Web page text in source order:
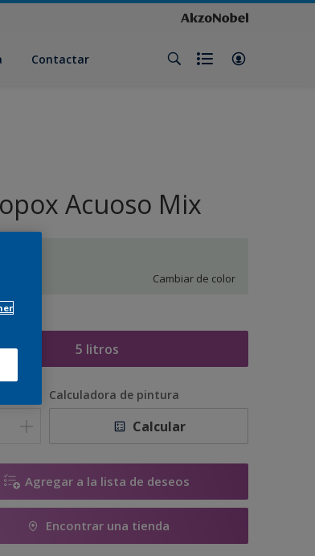
Contactar
Acuoso Mix
Cambiar de color
5 litros
Calculadora de pintura
Calcular
Agregar a la lista de deseos
Encontrar una tienda